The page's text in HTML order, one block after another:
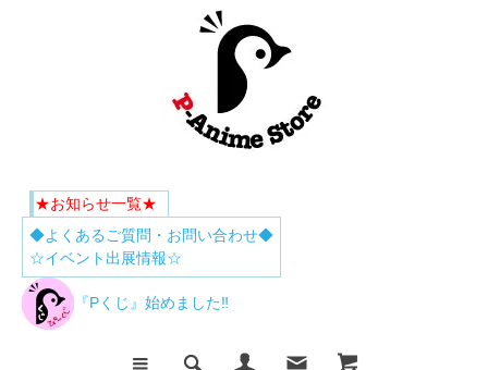
★お知らせ一覧★
◆よくあるご質問・お問い合わせ◆
☆イベント出展情報☆
『Pくじ』始めました‼